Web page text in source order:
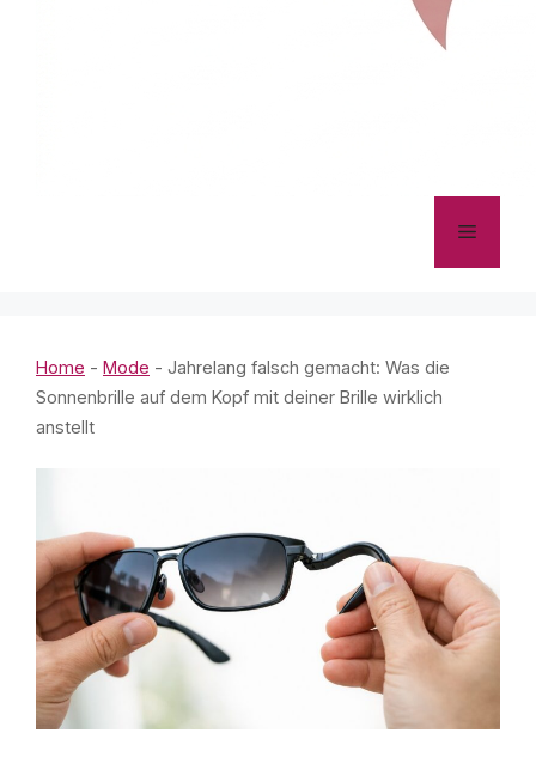
Menü
Home - Mode - Jahrelang falsch gemacht: Was die
Sonnenbrille auf dem Kopf mit deiner Brille wirklich
anstellt